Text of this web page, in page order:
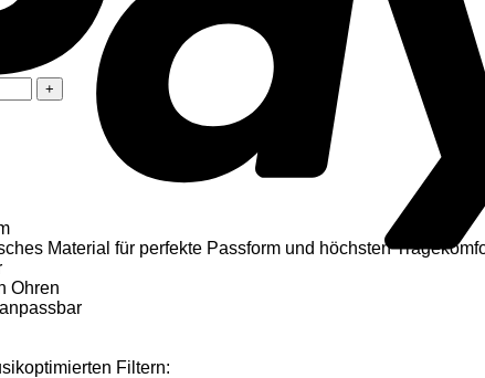
Material für perfekte Passform und höchsten
Ohren
Filtern: